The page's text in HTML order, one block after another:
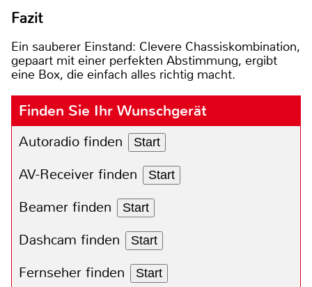
Fazit
Ein sauberer Einstand: Clevere Chassiskombination,
gepaart mit einer perfekten Abstimmung, ergibt
eine Box, die einfach alles richtig macht.
Finden Sie Ihr Wunschgerät
Autoradio finden Start
AV-Receiver finden Start
Beamer finden Start
Dashcam finden Start
Fernseher finden Start